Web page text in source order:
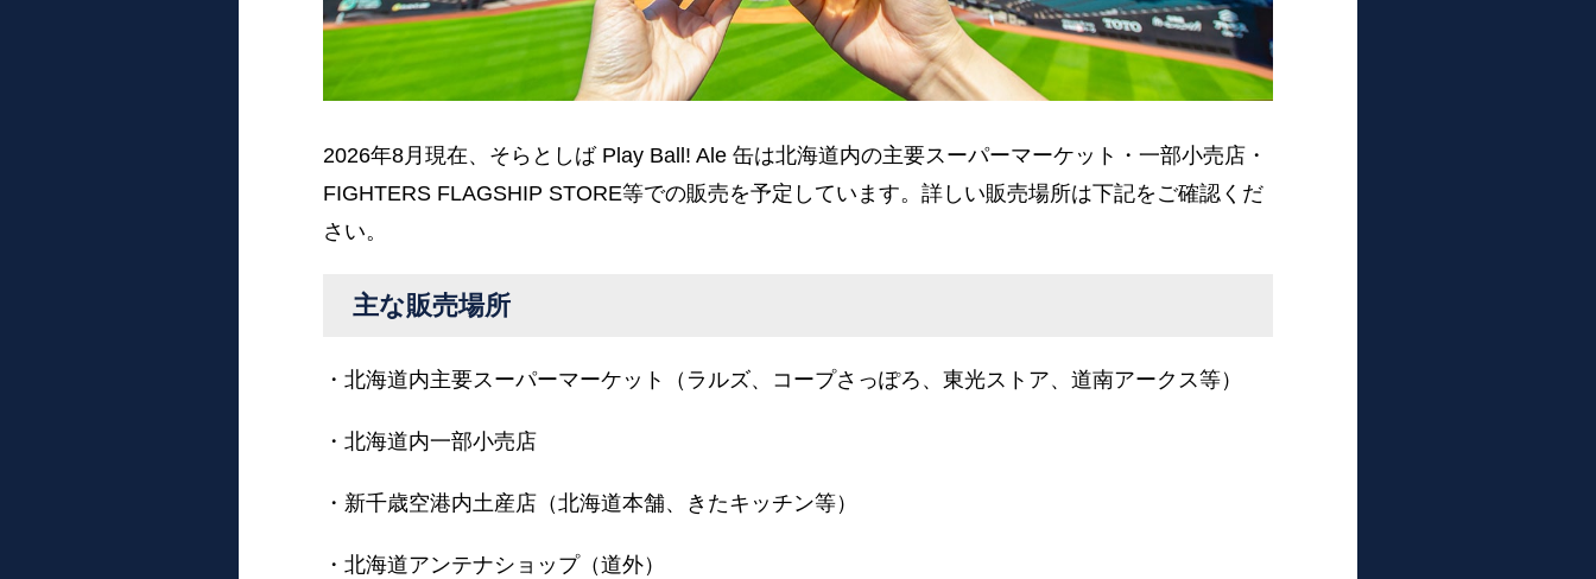
2026年8月現在、そらとしば Play Ball! Ale 缶は北海道内の主要スーパーマーケット・一部小売店・
FIGHTERS FLAGSHIP STORE等での販売を予定しています。詳しい販売場所は下記をご確認くだ
さい。
主な販売場所
・北海道内主要スーパーマーケット（ラルズ、コープさっぽろ、東光ストア、道南アークス等）
・北海道内一部小売店
・新千歳空港内土産店（北海道本舗、きたキッチン等）
・北海道アンテナショップ（道外）